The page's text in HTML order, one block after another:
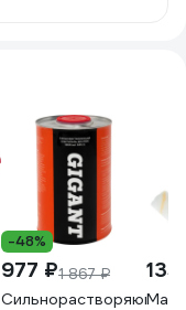
-48%
977 ₽1 867 ₽
Сильнорастворяющий
135